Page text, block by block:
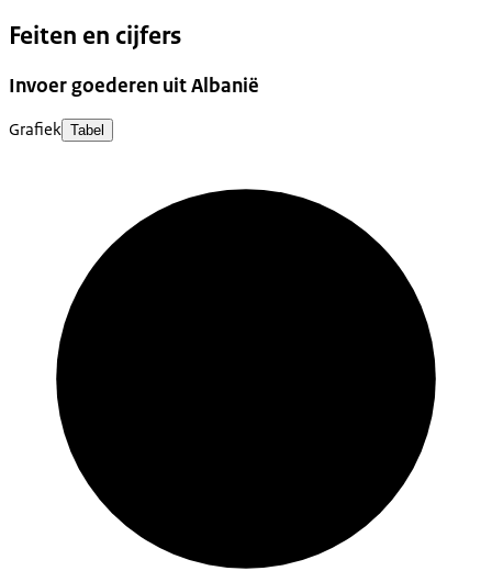
Feiten en cijfers
Invoer goederen uit Albanië
Grafiek Tabel